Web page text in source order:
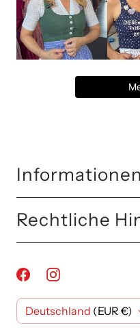
Informationen
Rechtliche
LDeutschland (EUR €)